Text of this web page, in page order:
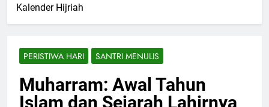
Kalender Hijriah
PERISTIWA HARI SANTRI MENULIS
Muharram: Awal Tahun
Islam dan Sejarah Lahirnya